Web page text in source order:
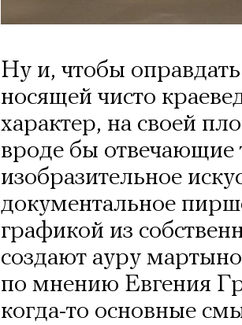
Ну и, чтобы
носящей чисто
характер, на своей
вроде бы отвечающие
изобразительное
документальное
графикой из
создают ауру
по мнению Евгения
когда-то основные